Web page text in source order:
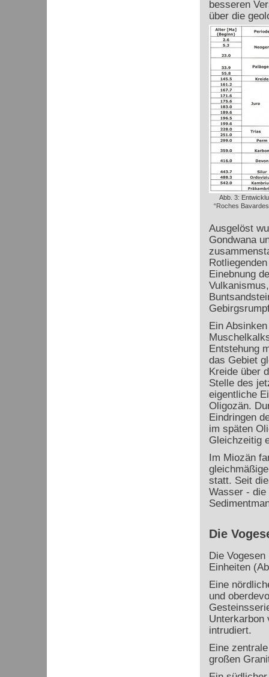
besseren
über die
Abb. 3:
“Roches
Ausgelöst
Gondwana
Einebnung
Ein
Entstehung
das Gebiet
Kreide über
Stelle des
eigentliche
Oligozän.
Eindringen
im späten
Gleichzeitig
Im Miozän
statt. Seit
Wasser - die
Die
Die
Einheiten
Eine
und
Unterkarbon
intrudiert.
Eine
großen